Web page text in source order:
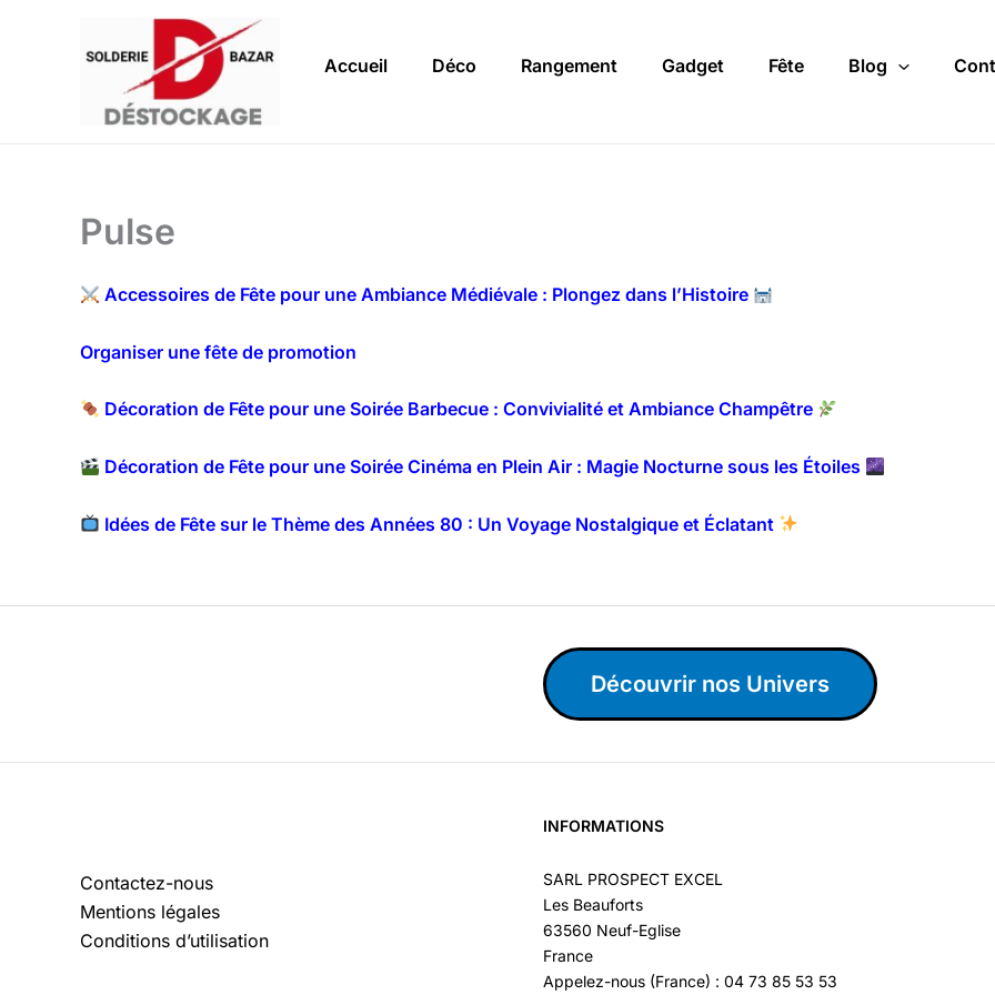
Accueil Déco Rangement Gadget Fête Blog
Pulse
Accessoires de Fête pour une Ambiance Médiévale : Plongez dans l’Histoire
Organiser une fête de promotion
Décoration de Fête pour une Soirée Barbecue : Convivialité et Ambiance Champêtre
Décoration de Fête pour une Soirée Cinéma en Plein Air : Magie Nocturne sous les Étoiles
Idées de Fête sur le Thème des Années 80 : Un Voyage Nostalgique et Éclatant
Découvrir nos Univers
Contactez-nous
Mentions légales
Conditions d’utilisation
INFORMATIONS
SARL PROSPECT EXCEL
Les Beauforts
63560 Neuf-Eglise
France
Appelez-nous (France) : 04 73 85 53 53